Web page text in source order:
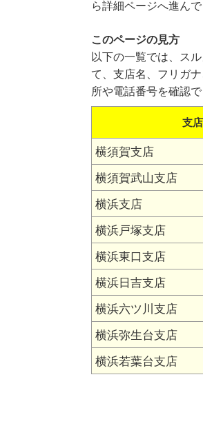
ら詳細ページへ進んで
このページの見方
以下の一覧では、ス
て、支店名、フリガ
所や電話番号を確認で
支
横須賀支店
横須賀武山支店
横浜支店
横浜戸塚支店
横浜東口支店
横浜日吉支店
横浜六ツ川支店
横浜弥生台支店
横浜若葉台支店